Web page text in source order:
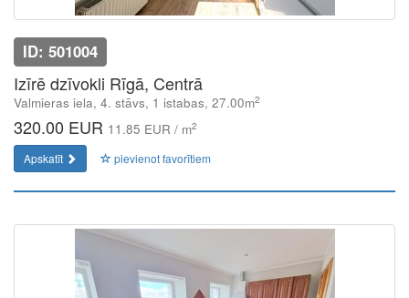
ID: 501004
Izīrē dzīvokli Rīgā, Centrā
Valmieras iela, 4. stāvs, 1 istabas, 27.00m2
320.00 EUR 11.85 EUR / m2
Apskatīt pievienot favorītiem